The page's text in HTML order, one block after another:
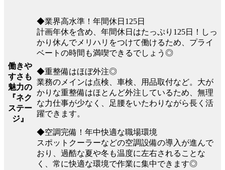
働きや
すさも
魅力の
『ネク
ステー
ジ』
◆業界高水準！年間休日125日
計画年休を含め、年間休日はたっぷり125日！しっ
かり休んでメリハリをつけて働けるため、プライ
ベートの時間も満喫できるでしょう◎
◆重整備はほぼ外注◎
業務のメインは点検、車検、用品取付など。大が
かりな重整備はほとんど外注しているため、無理
な力仕事が少なく、足腰をいたわりながら長く活
躍できます。
◆空調完備！年中快適な職場環境
スポットクーラーなどの空調設備の導入が進んで
おり、過酷な夏や冬も温度に左右されることな
く、常に快適な環境で作業に集中できます◎